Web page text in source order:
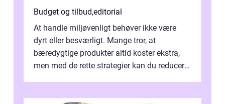
Budget og tilbud,editorial
At handle miljøvenligt behøver ikke være
dyrt eller besværligt. Mange tror, at
bæredygtige produkter altid koster ekstra,
men med de rette strategier kan du reducere